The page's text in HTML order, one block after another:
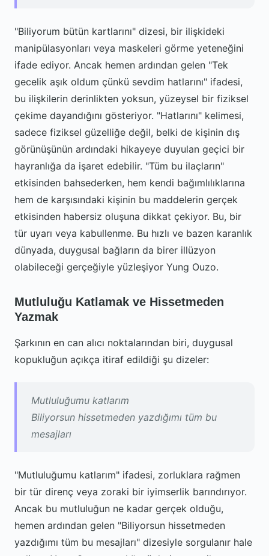
"Biliyorum bütün kartlarını" dizesi, bir ilişkideki
manipülasyonları veya maskeleri görme yeteneğini
ifade ediyor. Ancak hemen ardından gelen "Tek
gecelik aşık oldum çünkü sevdim hatlarını" ifadesi,
bu ilişkilerin derinlikten yoksun, yüzeysel bir fiziksel
çekime dayandığını gösteriyor. "Hatlarını" kelimesi,
sadece fiziksel güzelliğe değil, belki de kişinin dış
görünüşünün ardındaki hikayeye duyulan geçici bir
hayranlığa da işaret edebilir. "Tüm bu ilaçların"
etkisinden bahsederken, hem kendi bağımlılıklarına
hem de karşısındaki kişinin bu maddelerin gerçek
etkisinden habersiz oluşuna dikkat çekiyor. Bu, bir
tür uyarı veya kabullenme. Bu hızlı ve bazen karanlık
dünyada, duygusal bağların da birer illüzyon
olabileceği gerçeğiyle yüzleşiyor Yung Ouzo.
Mutluluğu Katlamak ve Hissetmeden
Yazmak
Şarkının en can alıcı noktalarından biri, duygusal
kopukluğun açıkça itiraf edildiği şu dizeler:
Mutluluğumu katlarım
Biliyorsun hissetmeden yazdığımı tüm bu
mesajları
"Mutluluğumu katlarım" ifadesi, zorluklara rağmen
bir tür direnç veya zoraki bir iyimserlik barındırıyor.
Ancak bu mutluluğun ne kadar gerçek olduğu,
hemen ardından gelen "Biliyorsun hissetmeden
yazdığımı tüm bu mesajları" dizesiyle sorgulanır hale